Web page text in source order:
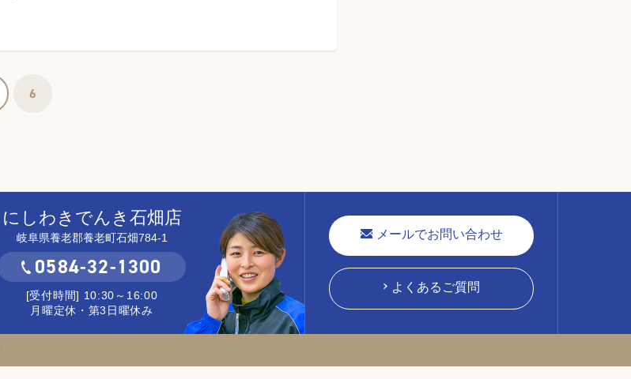
6
にしわきでんき石畑店
岐阜県養老郡養老町石畑784-1
0584-32-1300
[受付時間] 10:30～16:00
月曜定休・第3日曜休み
メールでお問い合わせ
よくあるご質問